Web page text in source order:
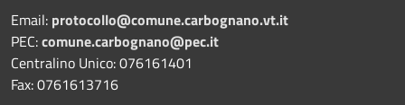
Email: protocollo@comune.carbognano.vt.it
PEC:comune.carbognano@pec.it
Centralino Unico: 076161401
Fax: 0761613716